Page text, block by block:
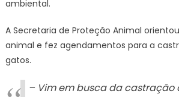
ambiental.
A Secretaria de Proteção Animal
animal e fez agendamentos para a
gatos.
– Vim em busca da castração